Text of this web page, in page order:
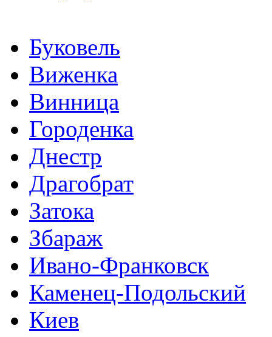
Буковель
Виженка
Винница
Городенка
Днестр
Драгобрат
Затока
Збараж
Ивано-Франковск
Каменец-Подольский
Киев